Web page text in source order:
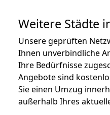
Weitere Städte
Unsere geprüften
Ihnen unverbindliche
Ihre Bedürfnisse
Angebote sind
Sie einen Umzug
außerhalb Ihres